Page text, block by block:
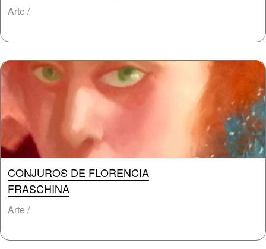
Arte /
CONJUROS DE FLORENCIA
FRASCHINA
Arte /